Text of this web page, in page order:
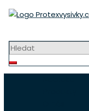
Přeskočit